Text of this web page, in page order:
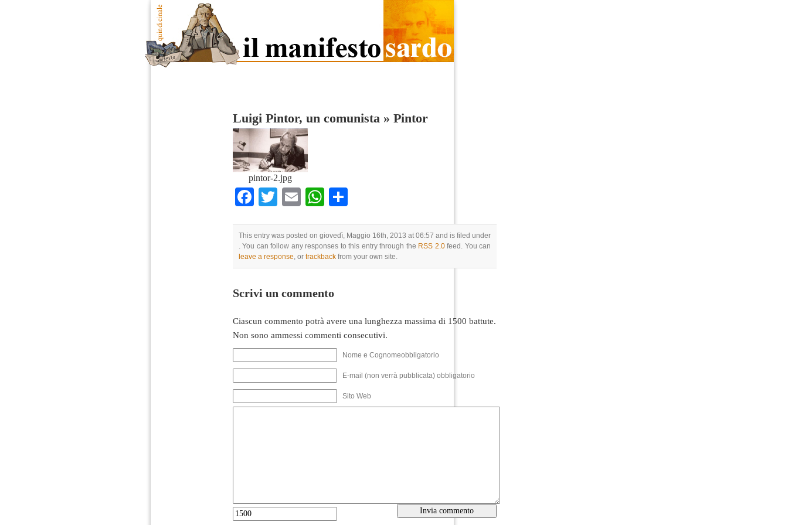
Luigi Pintor, un comunista » Pintor
pintor-2.jpg
Facebook
Twitter
EmailWhatsApp
This entry was posted on giovedì, Maggio 16th, 2013 at 06:57 and is filed under
. You can follow any responses to this entry through the RSS 2.0feed. You can
leave a response , or trackback from your own site.
Scrivi un commento
Ciascun commento potrà avere una lunghezza massima di 1500 battute.
Non sono ammessi commenti consecutivi.
Nome e Cognomeobbligatorio
E-mail (non verrà pubblicata) obbligatorio
Sito Web